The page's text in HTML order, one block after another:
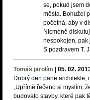
se, pokud jsem
města. Bohužel
početná, aby v
Nicméně
nespokojen, pak
S pozdravem T.
Tomáš jarolím 05. 02.
Dobrý den pane architekte,
„Upřímě řečeno si myslím,
budovalo stavby, které pak